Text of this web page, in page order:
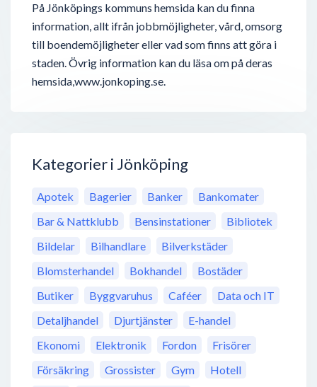
På Jönköpings kommuns hemsida kan du finna
information, allt ifrån jobbmöjligheter, vård, omsorg
till boendemöjligheter eller vad som finns att göra i
staden. Övrig information kan du läsa om på deras
hemsida,www.jonkoping.se.
Kategorier i Jönköping
Apotek Bagerier Banker
Bankomater
Bar & Nattklubb
Bensinstationer
Bibliotek
Bildelar
Bilhandlare
Bilverkstäder
Blomsterhandel
Bokhandel
Bostäder
Butiker
Byggvaruhus Caféer
Data och IT
Detaljhandel
Djurtjänster
E-handel
Ekonomi
Elektronik Fordon
Frisörer
Försäkring
Grossister Gym
Hotell